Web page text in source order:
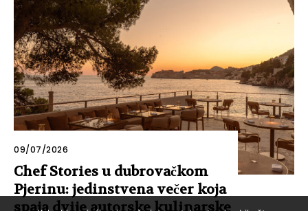
09/07/2026
Chef Stories u dubrovačkom
Pjerinu: jedinstvena večer koja
spaja dvije autorske kulinarske